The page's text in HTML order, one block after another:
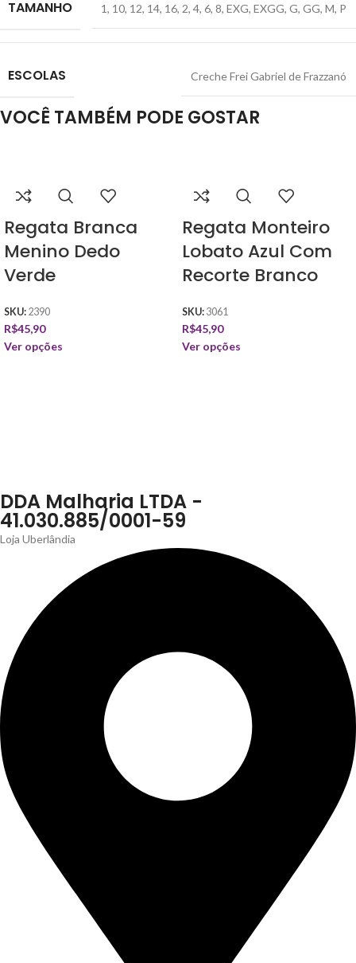
TAMANHO 1, 10, 12, 14, 16, 2, 4, 6, 8, EXG, EXGG, G, GG, M, P
ESCOLAS Creche Frei Gabriel de Frazzanó
VOCÊ TAMBÉM PODE GOSTAR
Regata Branca
Menino Dedo
Verde
SKU: 2390
R$45,90
Ver opções
Regata Monteiro
Lobato Azul Com
Recorte Branco
SKU: 3061
R$45,90
Ver opções
DDA Malharia LTDA -
41.030.885/0001-59
Loja Uberlândia